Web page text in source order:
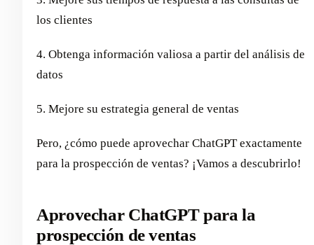
los clientes
4. Obtenga información valiosa a partir del análisis de
datos
5. Mejore su estrategia general de ventas
Pero, ¿cómo puede aprovechar ChatGPT exactamente
para la prospección de ventas? ¡Vamos a descubrirlo!
Aprovechar ChatGPT para la
prospección de ventas